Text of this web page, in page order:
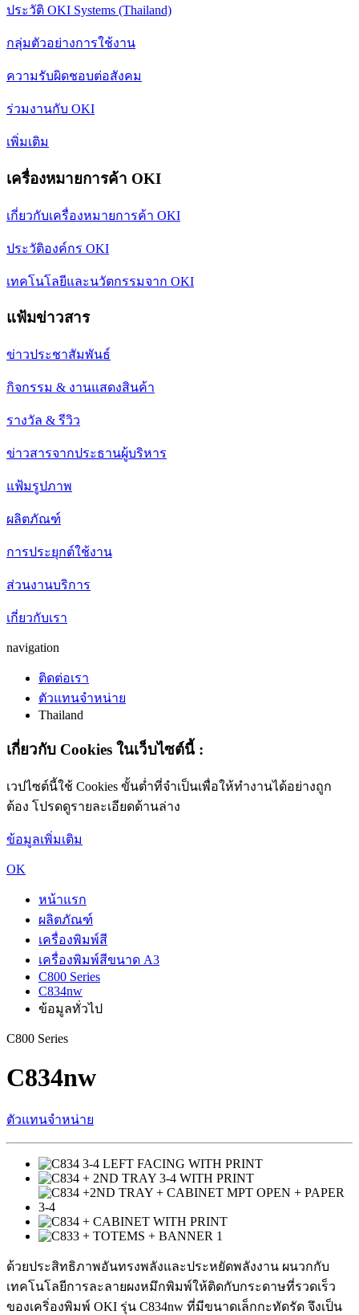
ประวัติ OKI Systems (Thailand)
กลุ่มตัวอย่างการใช้งาน
ความรับผิดชอบต่อสังคม
ร่วมงานกับ OKI
เพิ่มเติม
เครื่องหมายการค้า OKI
เกี่ยวกับเครื่องหมายการค้า OKI
ประวัติองค์กร OKI
เทคโนโลยีและนวัตกรรมจาก OKI
แฟ้มข่าวสาร
ข่าวประชาสัมพันธ์
กิจกรรม & งานแสดงสินค้า
รางวัล & รีวิว
ข่าวสารจากประธานผู้บริหาร
แฟ้มรูปภาพ
ผลิตภัณฑ์
การประยุกต์ใช้งาน
ส่วนงานบริการ
เกี่ยวกับเรา
navigation
ติดต่อเรา
ตัวแทนจำหน่าย
Thailand
เกี่ยวกับ Cookies ในเว็บไซต์นี้ :
เวปไซต์นี้ใช้ Cookies ขั้นต่ำที่จำเป็นเพื่อให้ทำงานได้อย่างถูก
ต้อง โปรดดูรายละเอียดด้านล่าง
ข้อมูลเพิ่มเติม
OK
หน้าแรก
ผลิตภัณฑ์
เครื่องพิมพ์สี
เครื่องพิมพ์สีขนาด A3
C800 Series
C834nw
ข้อมูลทั่วไป
C800 Series
C834nw
ตัวแทนจำหน่าย
ด้วยประสิทธิภาพอันทรงพลังและประหยัดพลังงาน ผนวกกับ
เทคโนโลยีการละลายผงหมึกพิมพ์ให้ติดกับกระดาษที่รวดเร็ว
ของเคริ่องพิมพ์ OKI รุ่น C834nw ที่มีขนาดเล็กกะทัดรัด จึงเป็น